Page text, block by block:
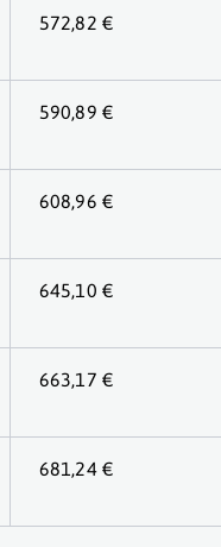
572,82 €
590,89 €
608,96 €
645,10 €
663,17 €
681,24 €